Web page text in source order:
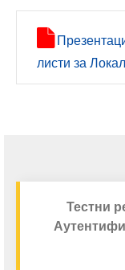
листи за
Тестни